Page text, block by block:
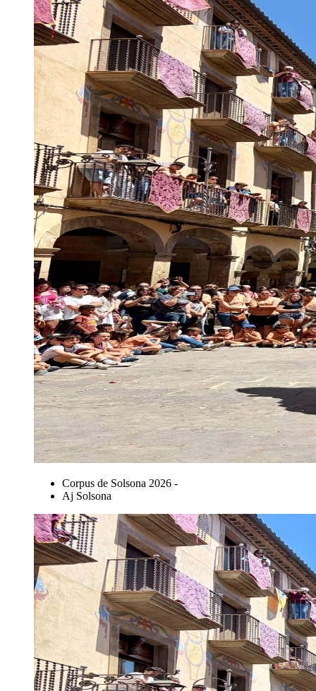
Corpus de Solsona 2026 -
Aj Solsona